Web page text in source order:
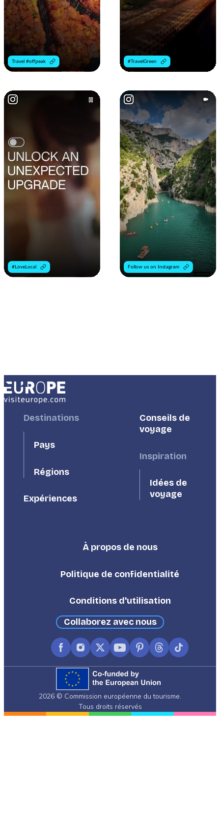
Travel #offpeak #TravelGreen
#LoveLocal Follow us on Instagram
FooterDestinations
Pays
Régions
Expériences
Footer
Second
Conseils de
voyage
Inspiration
Idées de
voyage
Footer
À propos de nous
Politique de confidentialité
Conditions d'utilisation
Collaborez avec nous
FacebookInstagram
X
(formerly
Twitter)
YouTubePinterest
ThreadsTikTok
2026 © Commission européenne du tourisme.
Tous droits réservés